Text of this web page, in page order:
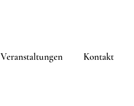
Veranstaltungen Kontakt